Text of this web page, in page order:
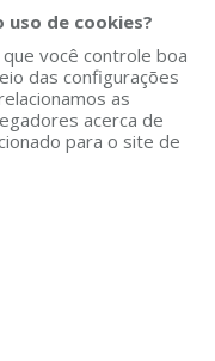
de cookies?
você controle boa
das configurações
as
acerca de
para o site de